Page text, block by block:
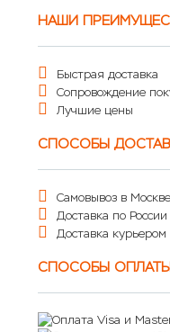
НАШИ
Быстрая доставка
Сопровождение
Лучшие цены
СПОСОБЫ
Самовывоз в Москве
Доставка по
Доставка
СПОСОБЫ